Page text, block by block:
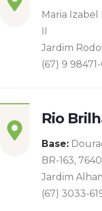
Maria Izabel
II
Jardim
(67) 9
Rio
Base:
BR-163,
Jardim
(67) 3033-